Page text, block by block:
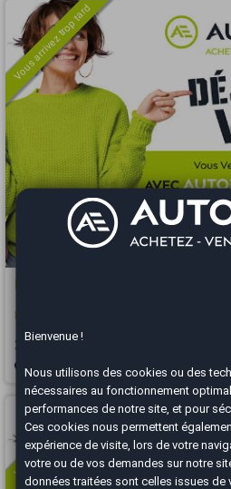
Vous arrivez trop tard
2019 90000 km
Bordeaux Mérignac - 33185
Vous arrivez trop tard
Bienvenue !
Nous utilisons des cookies ou des
nécessaires au fonctionnement
performances de notre site, et pour
Ces cookies nous permettent
expérience de visite, lors de votre
votre ou de vos demandes sur notre
données traitées sont celles issues de